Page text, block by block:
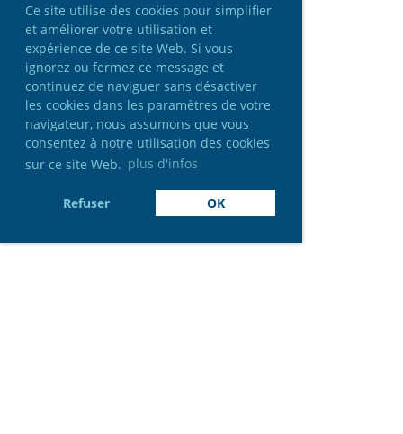
Ce site utilise des cookies pour simplifier
et améliorer votre utilisation et
expérience de ce site Web. Si vous
ignorez ou fermez ce message et
continuez de naviguer sans désactiver
les cookies dans les paramètres de votre
navigateur, nous assumons que vous
consentez à notre utilisation des cookies
sur ce site Web. plus d'infos
Refuser OK